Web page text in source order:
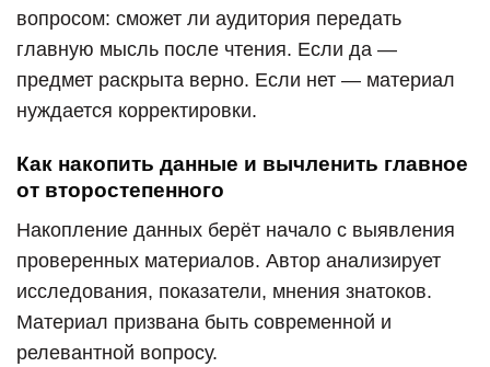
вопросом: сможет ли аудитория передать
главную мысль после чтения. Если да —
предмет раскрыта верно. Если нет — материал
нуждается корректировки.
Как накопить данные и вычленить главное
от второстепенного
Накопление данных берёт начало с выявления
проверенных материалов. Автор анализирует
исследования, показатели, мнения знатоков.
Материал призвана быть современной и
релевантной вопросу.